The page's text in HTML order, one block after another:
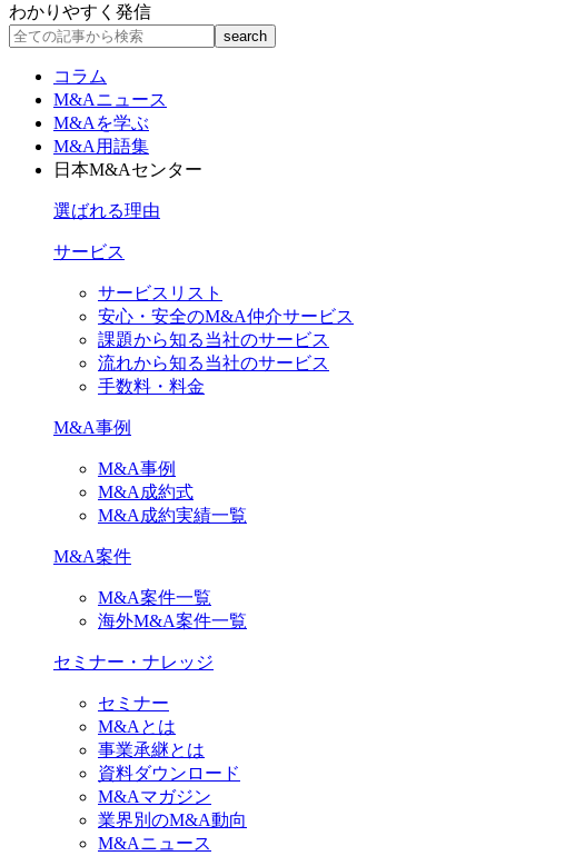
わかりやすく発信
コラム
M&Aニュース
M&Aを学ぶ
M&A用語集
日本M&Aセンター
選ばれる理由
サービス
サービスリスト
安心・安全のM&A仲介サービス
課題から知る当社のサービス
流れから知る当社のサービス
手数料・料金
M&A事例
M&A事例
M&A成約式
M&A成約実績一覧
M&A案件
M&A案件一覧
海外M&A案件一覧
セミナー・ナレッジ
セミナー
M&Aとは
事業承継とは
資料ダウンロード
M&Aマガジン
業界別のM&A動向
M&Aニュース